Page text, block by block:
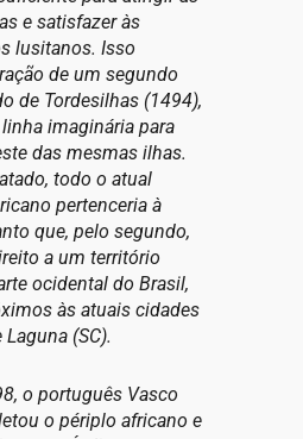
e satisfazer às
lusitanos. Isso
de um segundo
de Tordesilhas (1494),
imaginária para
das mesmas ilhas.
todo o atual
pertenceria à
que, pelo segundo,
a um território
ocidental do Brasil,
às atuais cidades
(SC).
o português Vasco
o périplo africano e